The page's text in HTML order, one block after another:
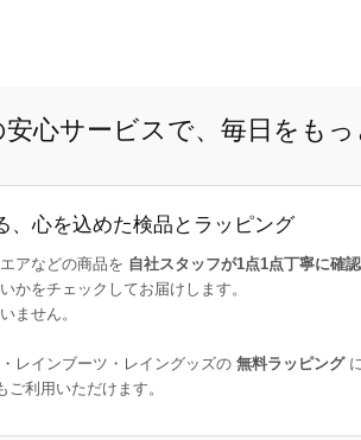
心サービスで、毎日をもっ
、心を込めた検品とラッピング
アなどの商品を 自社スタッフが1点1点丁寧に確認
かをチェックしてお届けします。
ません。
レインブーツ・レイングッズの 無料ラッピング
ご利用いただけます。